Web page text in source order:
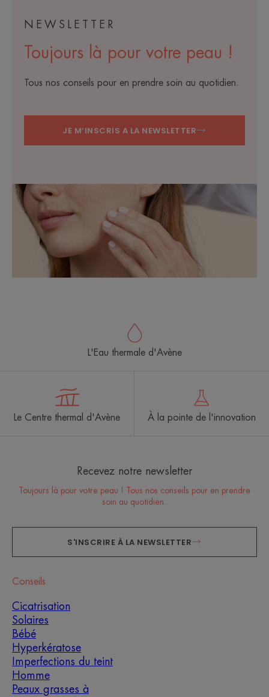
NEWSLETTER
Toujours là pour votre peau !
Tous nos conseils pour en prendre soin au quotidien.
JE M’INSCRIS A LA NEWSLETTER
L'Eau thermale d'Avène
Le Centre thermal d'Avène À la pointe de l'innovation
Recevez notre newsletter
Toujours là pour votre peau ! Tous nos conseils pour en prendre
soin au quotidien.
S'INSCRIRE À LA NEWSLETTER
Conseils
Cicatrisation
Solaires
Bébé
Hyperkératose
Imperfections du teint
Homme
Peaux grasses à